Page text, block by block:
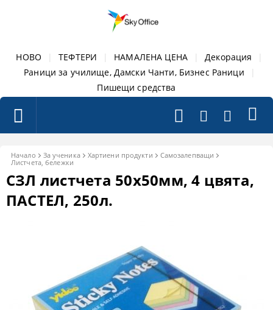
НОВО ТЕФТЕРИ НАМАЛЕНА ЦЕНА Декорация
Раници за училище, Дамски Чанти, Бизнес Раници
Пишещи средства
Начало За ученика Хартиени продукти
Самозалепващи
Листчета, бележки
СЗЛ листчета 50x50мм, 4 цвята,
ПАСТЕЛ, 250л.